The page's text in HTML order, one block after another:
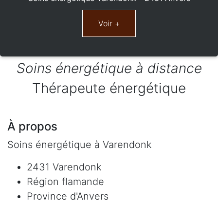
Soins énergétique à distance
Thérapeute énergétique
À propos
Soins énergétique à Varendonk
2431 Varendonk
Région flamande
Province d'Anvers